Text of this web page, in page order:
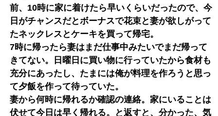
前、10時に家に着けたら早いくらいだったので、今
日がチャンスだとボーナスで花束と妻が欲しがって
たネックレスとケーキを買って帰宅。
7時に帰ったら妻はまだ仕事中みたいでまだ帰って
きてない。日曜日に買い物に行っていたから食材も
充分にあったし、たまには俺が料理を作ろうと思っ
て夕飯を作って待っていた。
妻から何時に帰れるか確認の連絡。家にいることは
伏せて今日は早く帰れる。と返すと、分かった、気